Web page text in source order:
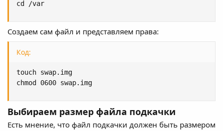
cd /var
Создаем сам файл и представляем права:
Код:
touch swap.img
chmod 0600 swap.img
Выбираем размер файла подкачки
Есть мнение, что файл подкачки должен быть размером